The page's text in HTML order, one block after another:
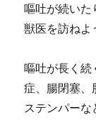
嘔吐が続いた
獣医を訪ねよ
嘔吐が長く続
症、腸閉塞、
ステンパーな